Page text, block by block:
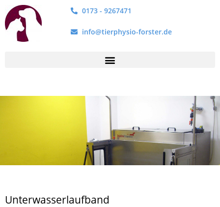
0173 - 9267471
info@tierphysio-forster.de
Unterwasserlaufband